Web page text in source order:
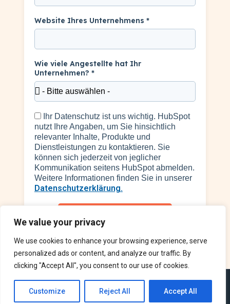
We value your privacy
We use cookies to enhance your browsing experience, serve
personalized ads or content, and analyze our traffic. By
clicking "Accept All", you consent to our use of cookies.
Customize Reject All Accept All
Website Ihres Unternehmens *
Wie viele Angestellte hat Ihr
Unternehmen? *
Ihr Datenschutz ist uns wichtig. HubSpot
nutzt Ihre Angaben, um Sie hinsichtlich
relevanter Inhalte, Produkte und
Dienstleistungen zu kontaktieren. Sie
können sich jederzeit von jeglicher
Kommunikation seitens HubSpot abmelden.
Weitere Informationen finden Sie in unserer
Datenschutzerklärung.
l
t
e
r
n
a
t
Copyright © 2024 HubSpot, Inc.